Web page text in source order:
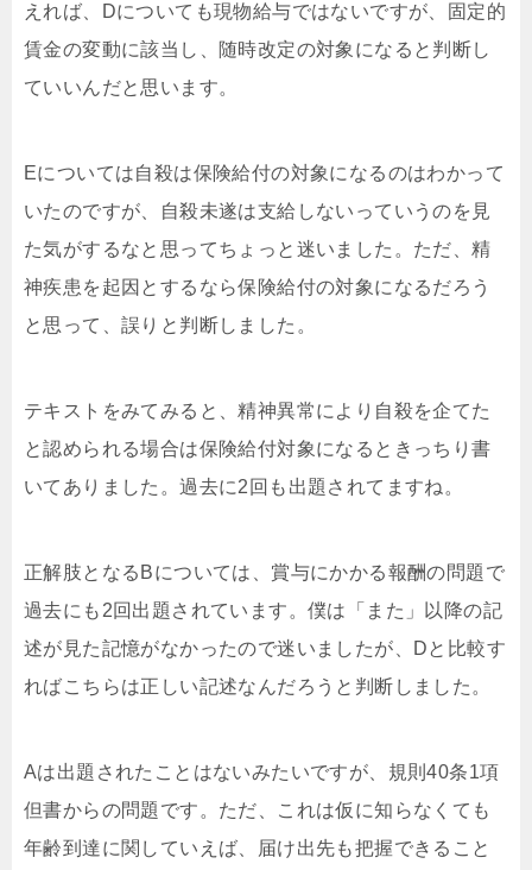
えれば、Dについても現物給与ではないですが、固定的
賃金の変動に該当し、随時改定の対象になると判断し
ていいんだと思います。
Eについては自殺は保険給付の対象になるのはわかって
いたのですが、自殺未遂は支給しないっていうのを見
た気がするなと思ってちょっと迷いました。ただ、精
神疾患を起因とするなら保険給付の対象になるだろう
と思って、誤りと判断しました。
テキストをみてみると、精神異常により自殺を企てた
と認められる場合は保険給付対象になるときっちり書
いてありました。過去に2回も出題されてますね。
正解肢となるBについては、賞与にかかる報酬の問題で
過去にも2回出題されています。僕は「また」以降の記
述が見た記憶がなかったので迷いましたが、Dと比較す
ればこちらは正しい記述なんだろうと判断しました。
Aは出題されたことはないみたいですが、規則40条1項
但書からの問題です。ただ、これは仮に知らなくても
年齢到達に関していえば、届け出先も把握できること